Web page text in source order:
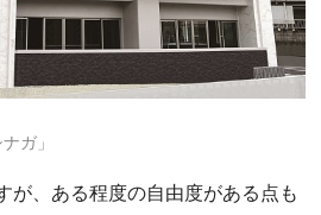
ガ」
が、ある程度の自由度がある点も